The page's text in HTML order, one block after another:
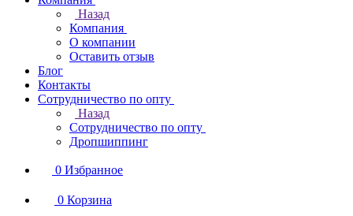
Назад
Компания
О компании
Оставить отзыв
Блог
Контакты
Сотрудничество по опту
Назад
Сотрудничество по опту
Дропшиппинг
0 Избранное
0 Корзина